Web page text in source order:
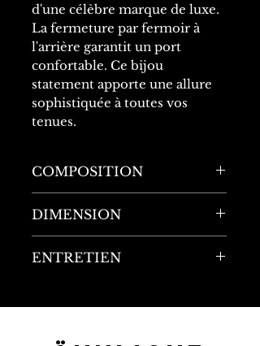
d'une célèbre marque de luxe.
La fermeture par fermoir à
l'arrière garantit un port
confortable. Ce bijou
statement apporte une allure
sophistiquée à toutes vos
tenues.
COMPOSITION
DIMENSION
Largeur : 1cm
ENTRETIEN
rouille pas, ne noircit pas,